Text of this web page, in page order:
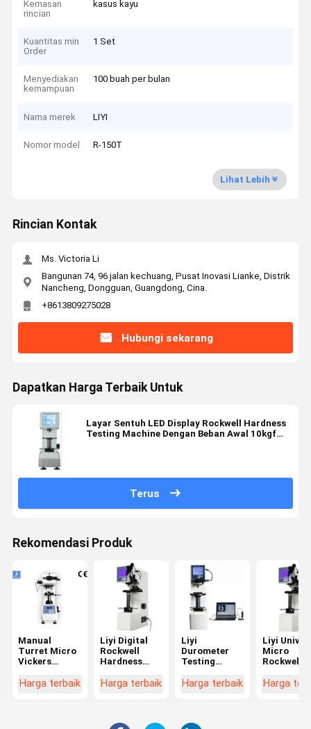
Kemasan
rincian
kasus kayu
Kuantitas min
Order
1 Set
Menyediakan
kemampuan
100 buah per bulan
Nama merek LIYI
Nomor model R-150T
Lihat Lebih
Rincian Kontak
Ms. Victoria Li
Bangunan 74, 96 jalan kechuang, Pusat Inovasi Lianke, Distrik
Nancheng, Dongguan, Guangdong, Cina.
+8613809275028
Hubungi sekarang
Dapatkan Harga Terbaik Untuk
Layar Sentuh LED Display Rockwell Hardness
Testing Machine Dengan Beban Awal 10kgf
Terus
Rekomendasi Produk
Manual
Turret Micro
Vickers
Test
Harga terbaik
Liyi Digital
Rockwell
Hardness
Harga
Tester
Harga terbaik
Liyi
Durometer
Testing
Harga Logam
Tester
Harga terbaik
Liyi
Micro
Rockwell
Tester
Harga